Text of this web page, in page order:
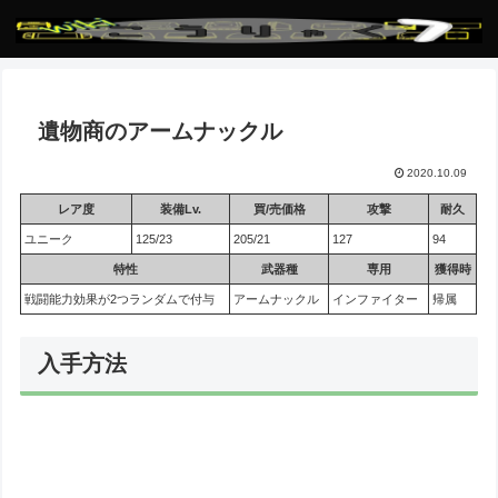
遺物商のアームナックル
2020.10.09
レア度 装備Lv. 買/売価格 攻撃 耐久
ユニーク 125/23 205/21 127 94
特性 武器種 専用 獲得時
戦闘能力効果が2つランダムで付与 アームナックル インファイター 帰属
入手方法